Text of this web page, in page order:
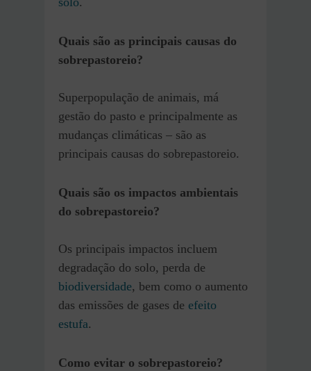
Quais são as principais causas do
sobrepastoreio?
Superpopulação de animais, má
gestão do pasto e principalmente as
mudanças climáticas – são as
principais causas do sobrepastoreio.
Quais são os impactos ambientais
do sobrepastoreio?
Os principais impactos incluem
degradação do solo, perda de
biodiversidade, bem como o aumento
das emissões de gases de efeito
estufa.
Como evitar o sobrepastoreio?